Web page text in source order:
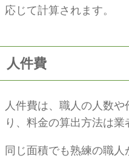
応じて計算されます。
人件費
人件費は、職人の人数
り、料金の算出方法は業
同じ面積でも熟練の職